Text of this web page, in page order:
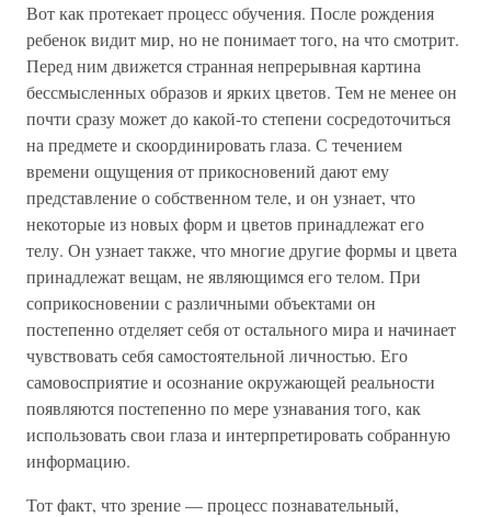
Вот как протекает процесс обучения. После рождения
ребенок видит мир, но не понимает того, на что смотрит.
Перед ним движется странная непрерывная картина
бессмысленных образов и ярких цветов. Тем не менее он
почти сразу может до какой-то степени сосредоточиться
на предмете и скоординировать глаза. С течением
времени ощущения от прикосновений дают ему
представление о собственном теле, и он узнает, что
некоторые из новых форм и цветов принадлежат его
телу. Он узнает также, что многие другие формы и цвета
принадлежат вещам, не являющимся его телом. При
соприкосновении с различными объектами он
постепенно отделяет себя от остального мира и начинает
чувствовать себя самостоятельной личностью. Его
самовосприятие и осознание окружающей реальности
появляются постепенно по мере узнавания того, как
использовать свои глаза и интерпретировать собранную
информацию.
Тот факт, что зрение — процесс познавательный,